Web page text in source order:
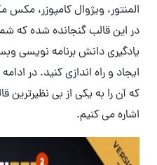
در این قالب گنجانده شده که
یادگیری دانش برنامه نویسی
که آن را به یکی از بی نظیرترین
اشاره می کنیم.